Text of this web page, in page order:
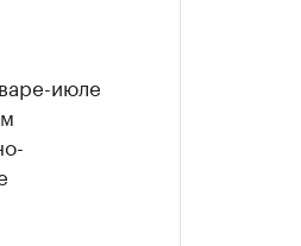
июле